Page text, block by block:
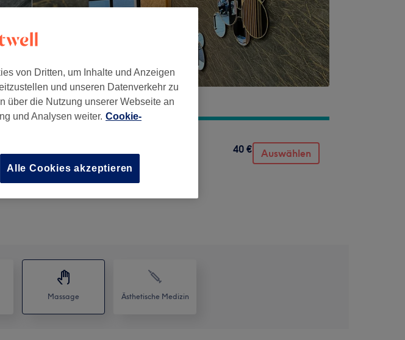
40 € Auswählen
Massage Ästhetische Medizin
von Dritten, um Inhalte und Anzeigen
und unseren Datenverkehr zu
über die Nutzung unserer Webseite an
und Analysen weiter. Cookie-
Alle Cookies akzeptieren